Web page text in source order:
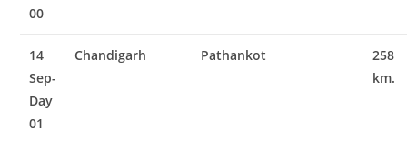
00
14
Sep-
Day
01
Chandigarh Pathankot
258
km.